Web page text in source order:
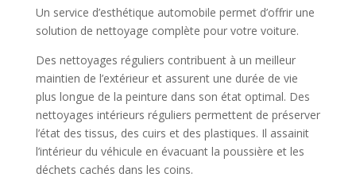
Un service d’esthétique automobile permet d’offrir une
solution de nettoyage complète pour votre voiture.
Des nettoyages réguliers contribuent à un meilleur
maintien de l’extérieur et assurent une durée de vie
plus longue de la peinture dans son état optimal. Des
nettoyages intérieurs réguliers permettent de préserver
l’état des tissus, des cuirs et des plastiques. Il assainit
l’intérieur du véhicule en évacuant la poussière et les
déchets cachés dans les coins.